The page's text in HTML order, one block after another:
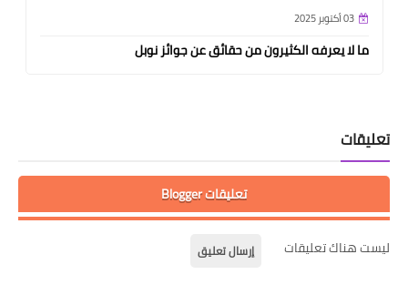
03 أكتوبر 2025
ما لا يعرفه الكثيرون من حقائق عن جوائز نوبل
تعليقات
تعليقات Blogger
ليست هناك تعليقات إرسال تعليق